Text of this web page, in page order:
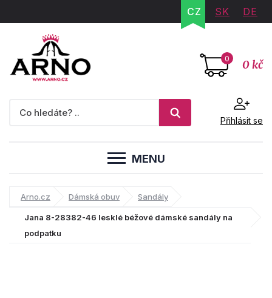
CZ SK DE
0 0 kč
Přihlásit se
MENU
Arno.cz Dámská obuv Sandály
Jana 8-28382-46 lesklé béžové dámské sandály na
podpatku